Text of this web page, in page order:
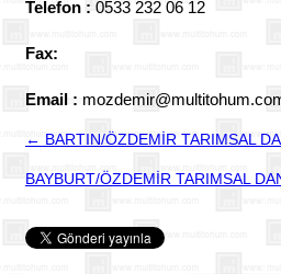
Telefon : 0533 232 06 12
Fax:
Email :
← BARTIN/ÖZDEMİR TARIMSAL
BAYBURT/ÖZDEMİR TARIMSAL